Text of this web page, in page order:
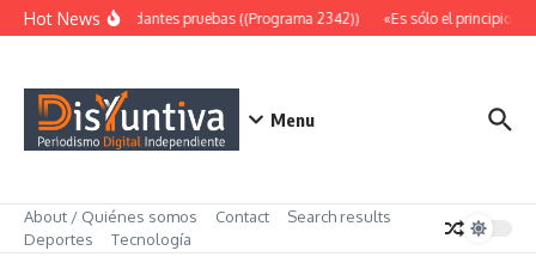
Saltar al contenido
Hot NewsAbundantes pruebas ((Programa 2342)) «Es sólo el principio»
Menu
About / Quiénes somos Contact
Search results
Deportes
Tecnología